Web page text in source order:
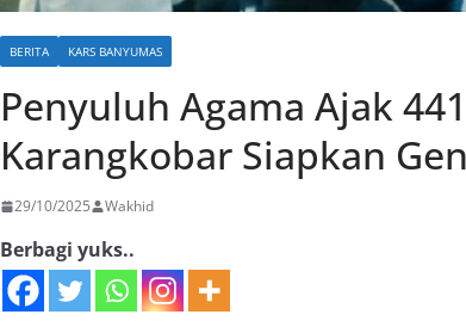
BERITA KARS BANYUMAS
Penyuluh Agama Ajak
Karangkobar Siapkan
29/10/2025 Wakhid
Berbagi yuks..